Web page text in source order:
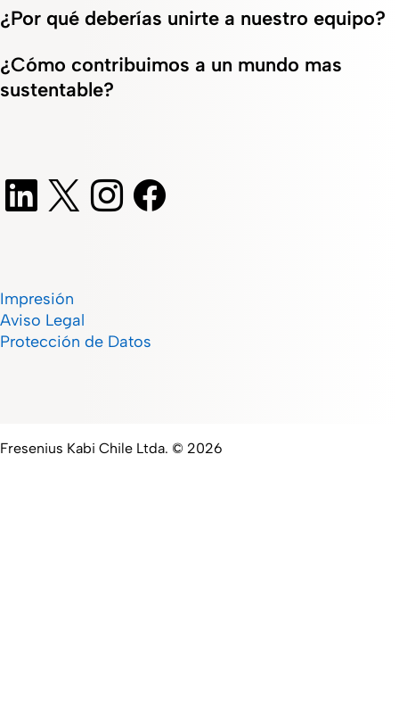
¿Por qué deberías unirte a nuestro equipo?
¿Cómo contribuimos a un mundo mas
sustentable?
Impresión
Aviso Legal
Protección de Datos
Fresenius Kabi Chile Ltda. © 2026